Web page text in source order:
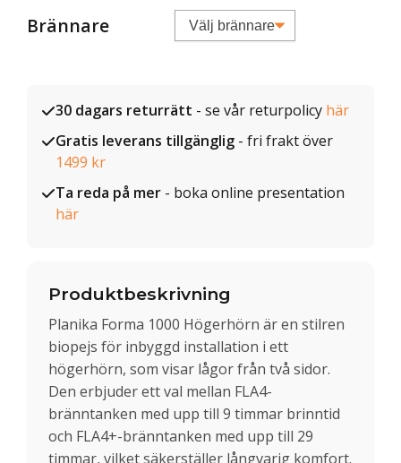
Brännare
30 dagars returrätt - se vår returpolicy här
Gratis leverans tillgänglig - fri frakt över
1499 kr
Ta reda på mer - boka online presentation
här
Produktbeskrivning
Planika Forma 1000 Högerhörn är en stilren
biopejs för inbyggd installation i ett
högerhörn, som visar lågor från två sidor.
Den erbjuder ett val mellan FLA4-
bränntanken med upp till 9 timmar brinntid
och FLA4+-bränntanken med upp till 29
timmar, vilket säkerställer långvarig komfort.